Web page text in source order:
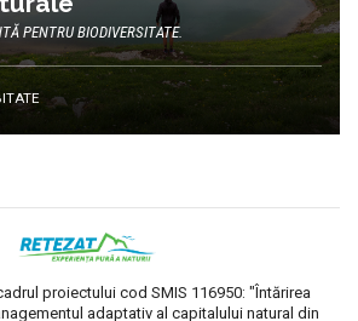
PENTRU BIODIVERSITATE.
proiectului cod SMIS 116950: "Întărirea
adaptativ al capitalului natural din